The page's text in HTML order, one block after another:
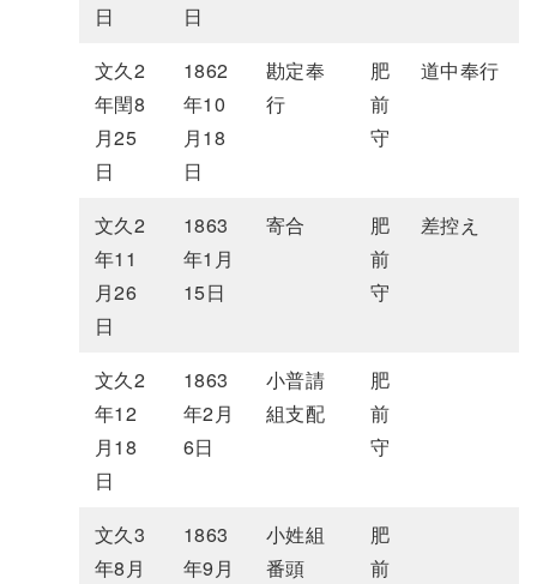
日
日
文久2
年閏8
月25
日
1862
年10
月18
日
勘定奉
行
肥
前
守
道中奉行
文久2
年11
月26
日
1863
年1月
15日
寄合
肥
前
守
差控え
文久2
年12
月18
日
1863
年2月
6日
小普請
組支配
肥
前
守
文久3
年8月
1863
年9月
小姓組
番頭
肥
前